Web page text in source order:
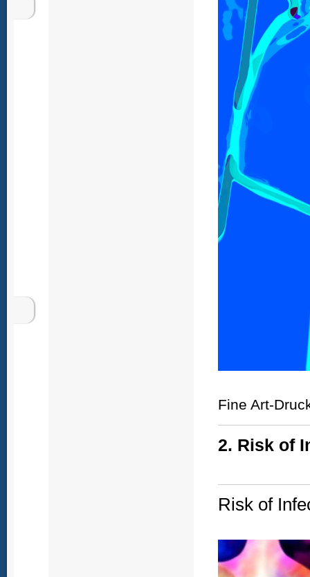
Fine Art-
2. Risk of
Risk of